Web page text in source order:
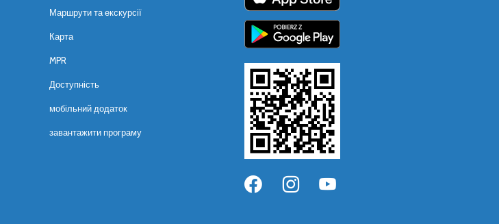
Маршрути та екскурсії
Карта
MPR
Доступність
мобільний додаток
завантажити програму